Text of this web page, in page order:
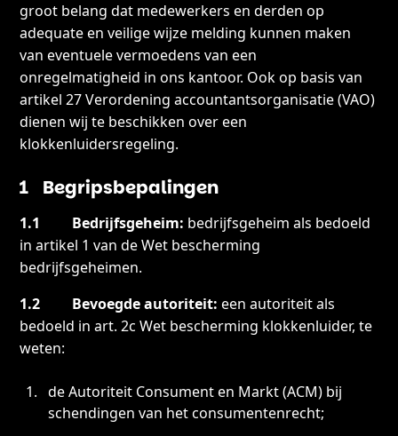
groot belang dat medewerkers en derden op
adequate en veilige wijze melding kunnen maken
van eventuele vermoedens van een
onregelmatigheid in ons kantoor. Ook op basis van
artikel 27 Verordening accountantsorganisatie (VAO)
dienen wij te beschikken over een
klokkenluidersregeling.
1 Begripsbepalingen
1.1 Bedrijfsgeheim: bedrijfsgeheim als bedoeld
in artikel 1 van de Wet bescherming
bedrijfsgeheimen.
1.2 Bevoegde autoriteit: een autoriteit als
bedoeld in art. 2c Wet bescherming klokkenluider, te
weten:
de Autoriteit Consument en Markt (ACM) bij
schendingen van het consumentenrecht;